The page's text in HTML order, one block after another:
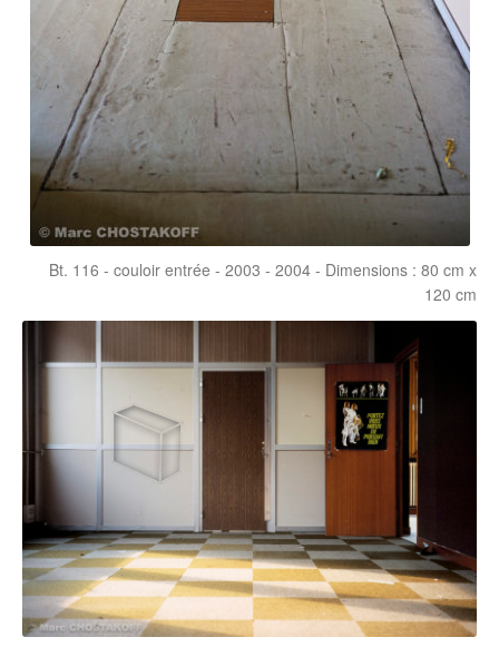
Bt. 116 - couloir entrée - 2003 - 2004 - Dimensions : 80 cm x
120 cm